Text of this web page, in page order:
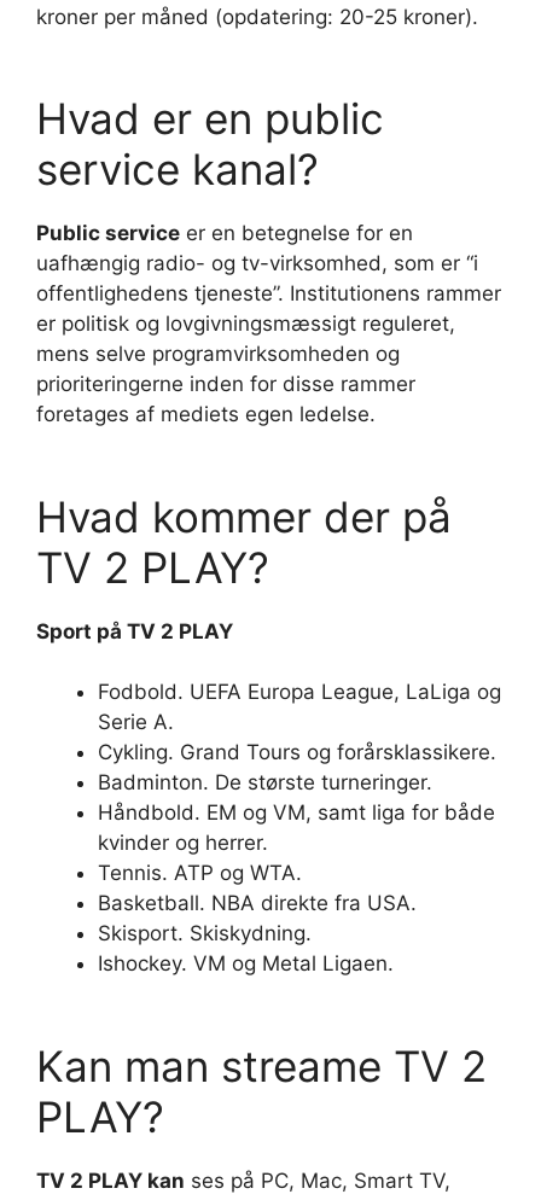
kroner per måned (opdatering: 20-25 kroner).
Hvad er en public
service kanal?
Public service er en betegnelse for en
uafhængig radio- og tv-virksomhed, som er “i
offentlighedens tjeneste”. Institutionens rammer
er politisk og lovgivningsmæssigt reguleret,
mens selve programvirksomheden og
prioriteringerne inden for disse rammer
foretages af mediets egen ledelse.
Hvad kommer der på
TV 2 PLAY?
Sport på TV 2 PLAY
Fodbold. UEFA Europa League, LaLiga og
Serie A.
Cykling. Grand Tours og forårsklassikere.
Badminton. De største turneringer.
Håndbold. EM og VM, samt liga for både
kvinder og herrer.
Tennis. ATP og WTA.
Basketball. NBA direkte fra USA.
Skisport. Skiskydning.
Ishockey. VM og Metal Ligaen.
Kan man streame TV 2
PLAY?
TV 2 PLAY kan ses på PC, Mac, Smart TV,